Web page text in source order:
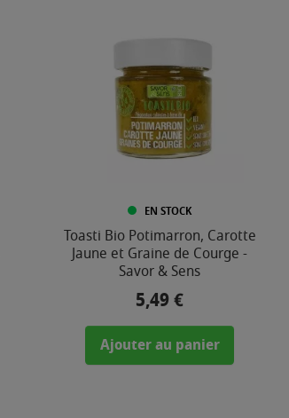
EN STOCK
Toasti Bio Potimarron, Carotte
Jaune et Graine de Courge -
Savor & Sens
Prix
5,49 €
Ajouter au panier